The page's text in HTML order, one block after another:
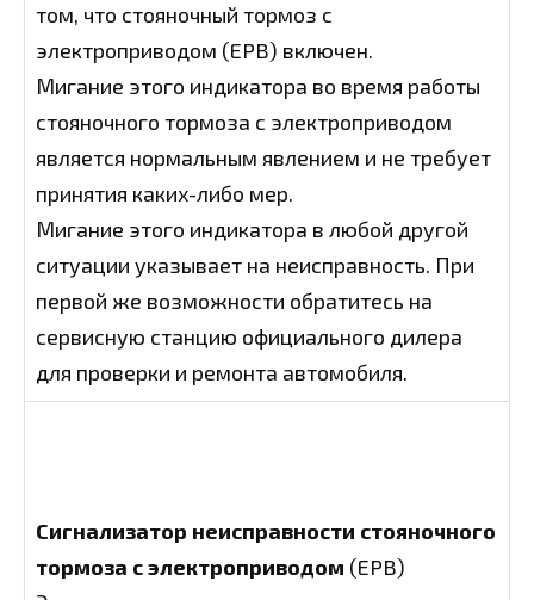
том, что стояночный тормоз с
электроприводом (EPB) включен.
Мигание этого индикатора во время работы
стояночного тормоза с электроприводом
является нормальным явлением и не требует
принятия каких-либо мер.
Мигание этого индикатора в любой другой
ситуации указывает на неисправность. При
первой же возможности обратитесь на
сервисную станцию официального дилера
для проверки и ремонта автомобиля.
Сигнализатор неисправности стояночного
тормоза с электроприводом (EPB)